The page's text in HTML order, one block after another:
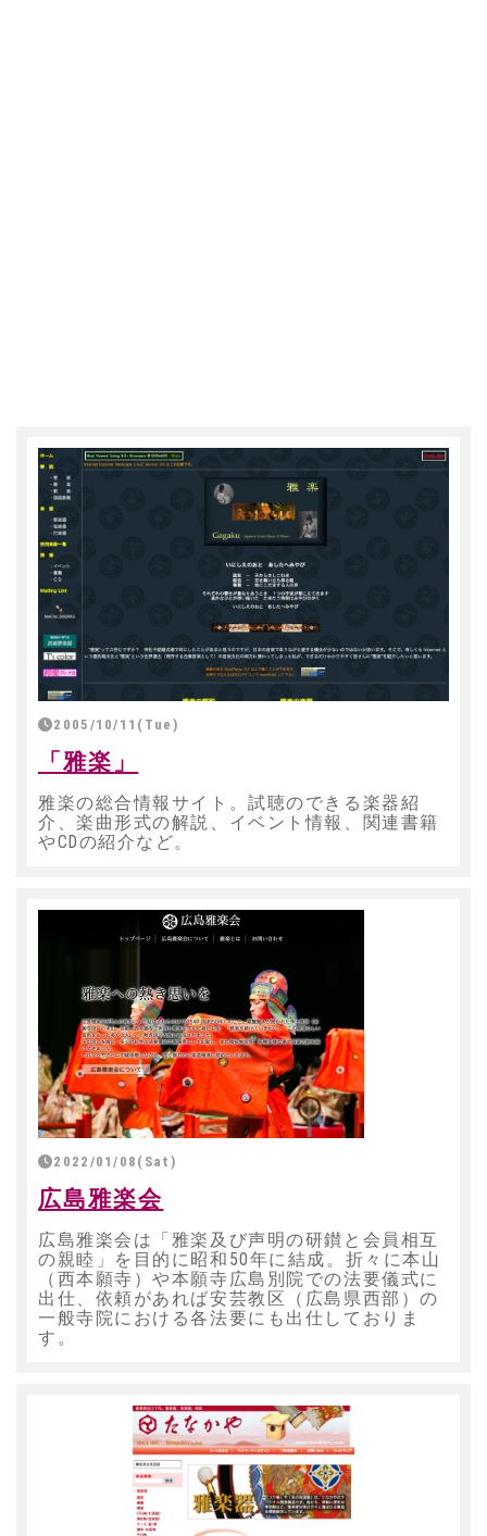
2005/10/11(Tue)
「雅楽」
雅楽の総合情報サイト。試聴のできる楽器紹
介、楽曲形式の解説、イベント情報、関連書籍
やCDの紹介など。
2022/01/08(Sat)
広島雅楽会
広島雅楽会は「雅楽及び声明の研鑚と会員相互
の親睦」を目的に昭和50年に結成。折々に本山
（西本願寺）や本願寺広島別院での法要儀式に
出仕、依頼があれば安芸教区（広島県西部）の
一般寺院における各法要にも出仕しておりま
す。